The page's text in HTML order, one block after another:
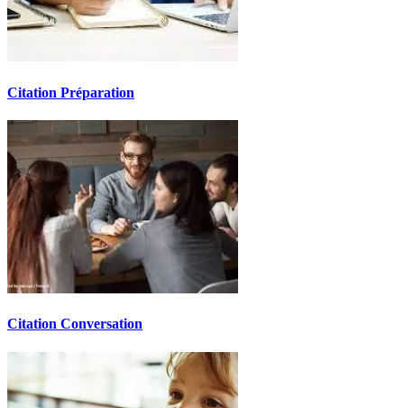
Citation Préparation
Citation Conversation